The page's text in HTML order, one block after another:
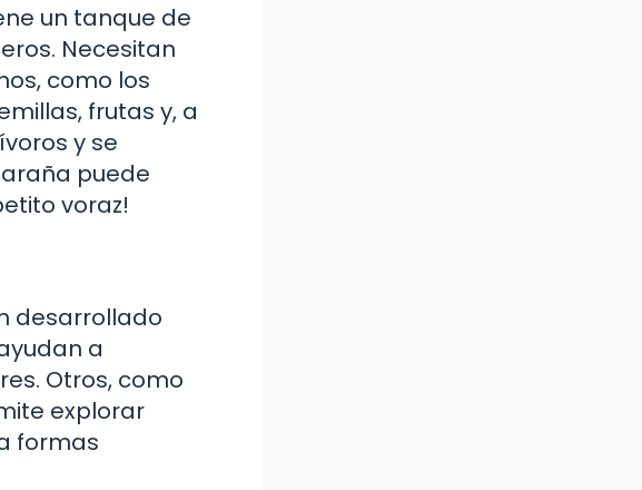
un tanque de
Necesitan
como los
frutas y, a
y se
puede
voraz!
desarrollado
a
Otros, como
explorar
formas